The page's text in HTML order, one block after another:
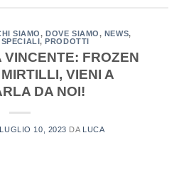
SIAMO,DOVE SIAMO, NEWS,
,PRODOTTI
VINCENTE: FROZEN
VIENI A
DA NOI!
LUGLIO 10, 2023 DA LUCA